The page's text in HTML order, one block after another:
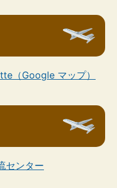
（Google マップ）
センター